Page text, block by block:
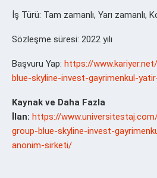
İş Türü: Tam zamanlı, Yarı zamanlı,
Sözleşme süresi: 2022 yılı
Başvuru Yap: https://
blue-skyline-invest-gayrimenkul-
Kaynak ve Daha Fazla
İlan: https://
group-blue-skyline-invest-
anonim-sirketi/